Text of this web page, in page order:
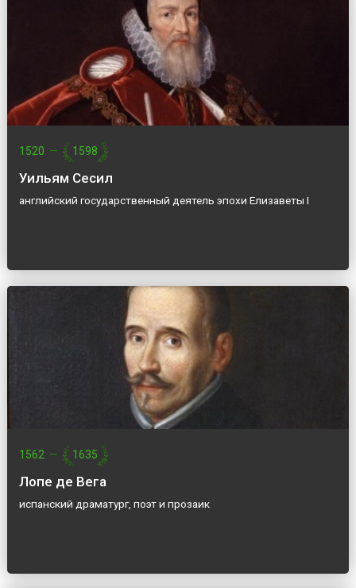
1520 — 1598
Уильям Сесил
английский государственный деятель эпохи Елизаветы I
1562 — 1635
Лопе де Вега
испанский драматург, поэт и прозаик